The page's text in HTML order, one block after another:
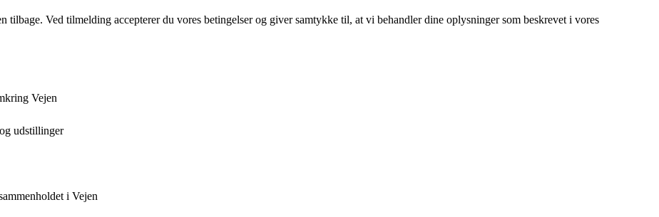
Ved tilmelding accepterer du vores betingelser og giver samtykke til, at vi behandler dine oplysninger som beskrevet i vores
Vejen
udstillinger
i Vejen